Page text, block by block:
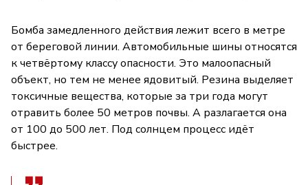
Бомба замедленного действия лежит всего в метре
от береговой линии. Автомобильные шины относятся
к четвёртому классу опасности. Это малоопасный
объект, но тем не менее ядовитый. Резина выделяет
токсичные вещества, которые за три года могут
отравить более 50 метров почвы. А разлагается она
от 100 до 500 лет. Под солнцем процесс идёт
быстрее.